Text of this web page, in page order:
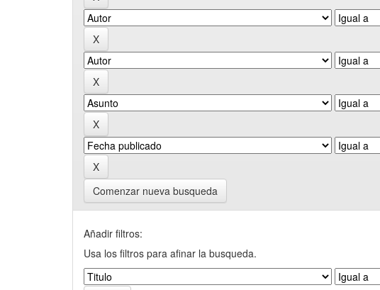
Comenzar nueva busqueda
Añadir filtros:
Usa los filtros para afinar la busqueda.